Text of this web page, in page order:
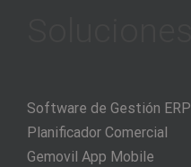
Software de Gestión ERP
Planificador Comercial
Gemovil App Mobile